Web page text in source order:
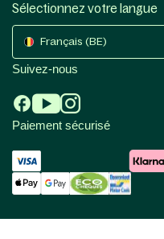
Sélectionnez votre langue
Français (BE)
Suivez-nous
Paiement sécurisé